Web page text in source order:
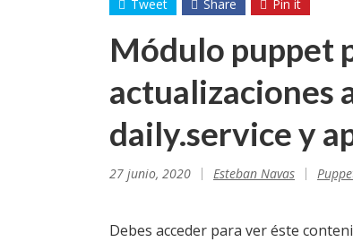
Tweet Share Pin it
Módulo puppet
actualizaciones
daily.service y
27 junio, 2020 Esteban Navas
Debes acceder para ver éste